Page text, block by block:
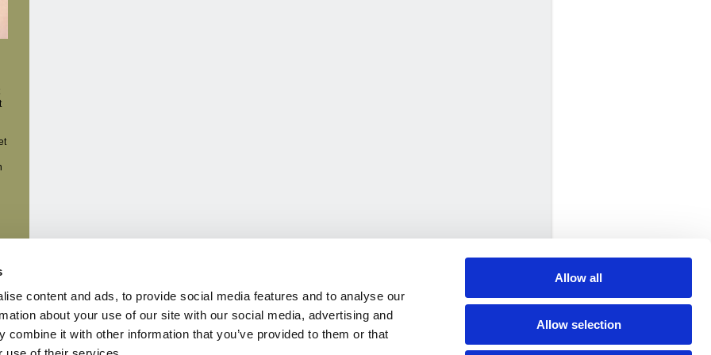
content and ads, to provide social media features and to analyse our
about your use of our site with our social media, advertising and
combine it with other information that you’ve provided to them or that
Allow all
Allow selection